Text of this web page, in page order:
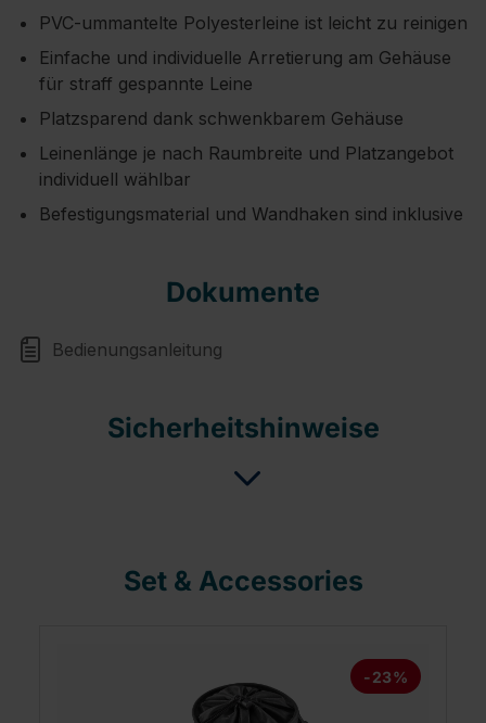
PVC-ummantelte Polyesterleine ist leicht zu reinigen
Einfache und individuelle Arretierung am Gehäuse
für straff gespannte Leine
Platzsparend dank schwenkbarem Gehäuse
Leinenlänge je nach Raumbreite und Platzangebot
individuell wählbar
Befestigungsmaterial und Wandhaken sind inklusive
Dokumente
Bedienungsanleitung
Sicherheitshinweise
Set & Accessories
-23%